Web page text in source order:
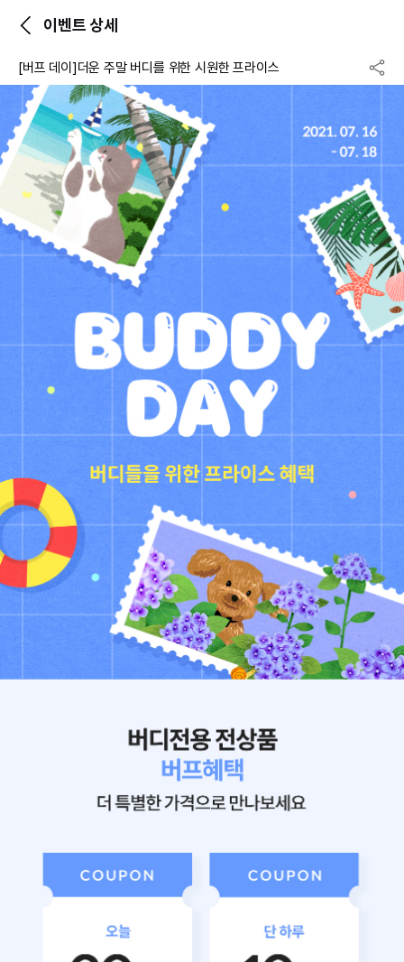
이벤트 상세
[버프 데이]더운 주말 버디를 위한 시원한 프라이스